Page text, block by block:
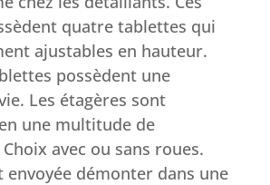
quatre tablettes qui
ajustables en hauteur.
possèdent une
Les étagères sont
une multitude de
avec ou sans roues.
envoyée démonter dans une